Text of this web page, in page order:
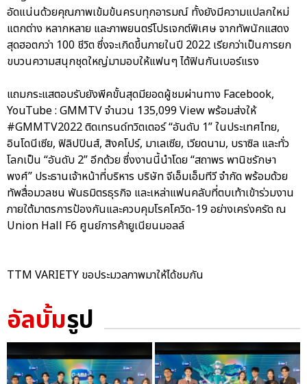
อัดแน่นด้วยคุณภาพเข้มข้นครบทุกอารมณ์ ทั้งยังมีความแปลกใหม่
แตกต่าง หลากหลาย และภาพยนตร์โปรเจกต์พิเศษ จากทัพนักแสดง
สุดฮอตกว่า 100 ชีวิต ซึ่งจะเกิดขึ้นภายในปี 2022 เรียกว่าเป็นการยก
ขบวนความสนุกชุดใหญ่มามอบให้แฟนๆ ได้ฟินกันเบอร์แรง
แถมกระแสตอบรับยังพีคขั้นสุดมียอดผู้ชมผ่านทาง Facebook,
YouTube : GMMTV จำนวน 135,099 View พร้อมส่งให้
#GMMTV2022 ติดเทรนด์ทวิตเตอร์ “อันดับ 1” ในประเทศไทย,
อินโดนีเซีย, ฟิลิปปินส์, สิงคโปร์, มาเลเซีย, เวียดนาม, บราซิล และทั่ว
โลกเป็น “อันดับ 2” อีกด้วย ซึ่งงานนี้นำโดย “สถาพร พานิชรักษา
พงศ์” ประธานเจ้าหน้าที่บริหาร บริษัท จีเอ็มเอ็มทีวี จำกัด พร้อมด้วย
ทัพสื่อมวลชน พันธมิตรธุรกิจ และเหล่าแฟนคลับที่ตบเท้าเข้าร่วมงาน
ภายใต้มาตรการป้องกันและควบคุมโรคโควิด-19 อย่างเคร่งครัด ณ
Union Hall F6 ศูนย์การค้ายูเนียนมอลล์
TTM VARIETY ขอประมวลภาพมาให้ได้ชมกัน
อัลบั้มรูป